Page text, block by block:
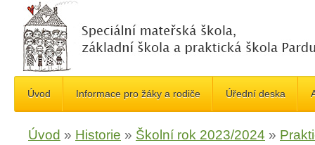
Úvod Informace pro žáky a rodiče Úřední deska
Úvod » Historie » Školní rok 2023/2024 »